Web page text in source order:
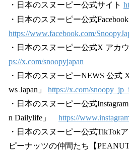
・日本のスヌーピー公式サイト
・日本のスヌーピー公式Facebook
https://www.facebook.com/
・日本のスヌーピー公式X アカウ
ps://x.com/snoopyjapan
・日本のスヌーピーNEWS 公式
ws Japan」 https://x.com/
・日本のスヌーピー公式
n Dailylife」 https://
・日本のスヌーピー公式TikTok
ピーナッツの仲間たち【